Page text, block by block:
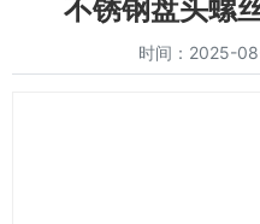
不锈钢盘头螺
时间：2025-